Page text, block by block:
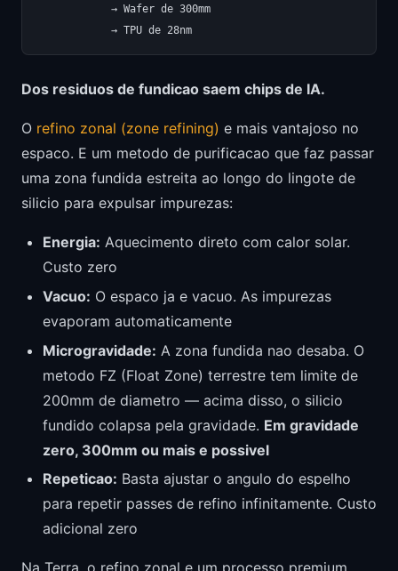
            → Wafer de 300mm
Dos residuos de fundicao saem chips de IA.
O refino zonal (zone refining) e mais vantajoso no
espaco. E um metodo de purificacao que faz passar
uma zona fundida estreita ao longo do lingote de
silicio para expulsar impurezas:
Energia: Aquecimento direto com calor solar.
Custo zero
Vacuo: O espaco ja e vacuo. As impurezas
evaporam automaticamente
Microgravidade: A zona fundida nao desaba. O
metodo FZ (Float Zone) terrestre tem limite de
200mm de diametro — acima disso, o silicio
fundido colapsa pela gravidade. Em gravidade
zero, 300mm ou mais e possivel
Repeticao: Basta ajustar o angulo do espelho
para repetir passes de refino infinitamente. Custo
adicional zero